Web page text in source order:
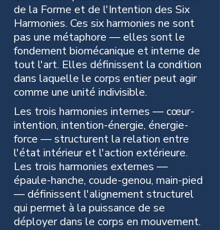
de la Forme et de l'Intention des Six
Harmonies. Ces six harmonies ne sont
pas une métaphore — elles sont le
fondement biomécanique et interne de
tout l'art. Elles définissent la condition
dans laquelle le corps entier peut agir
comme une unité indivisible.
Les trois harmonies internes — cœur-
intention, intention-énergie, énergie-
force — structurent la relation entre
l'état intérieur et l'action extérieure.
Les trois harmonies externes —
épaule-hanche, coude-genou, main-pied
— définissent l'alignement structurel
qui permet à la puissance de se
déployer dans le corps en mouvement.